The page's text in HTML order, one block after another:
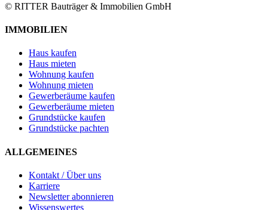
© RITTER Bauträger & Immobilien GmbH
IMMOBILIEN
Haus kaufen
Haus mieten
Wohnung kaufen
Wohnung mieten
Gewerberäume kaufen
Gewerberäume mieten
Grundstücke kaufen
Grundstücke pachten
ALLGEMEINES
Kontakt / Über uns
Karriere
Newsletter abonnieren
Wissenswertes